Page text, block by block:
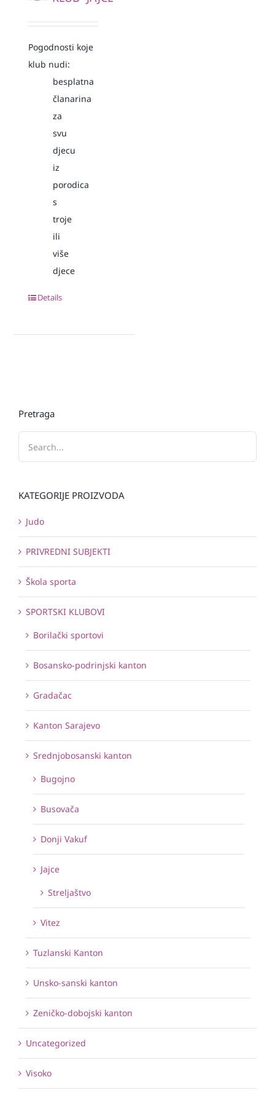
Pogodnosti koje
klub nudi:
besplatna
članarina
za
svu
djecu
iz
porodica
s
troje
ili
više
djece
Details
Pretraga
KATEGORIJE PROIZVODA
Judo
PRIVREDNI SUBJEKTI
Škola sporta
SPORTSKI KLUBOVI
Borilački sportovi
Bosansko-podrinjski kanton
Gradačac
Kanton Sarajevo
Srednjobosanski kanton
Bugojno
Busovača
Donji Vakuf
Jajce
Streljaštvo
Vitez
Tuzlanski Kanton
Unsko-sanski kanton
Zeničko-dobojski kanton
Uncategorized
Visoko